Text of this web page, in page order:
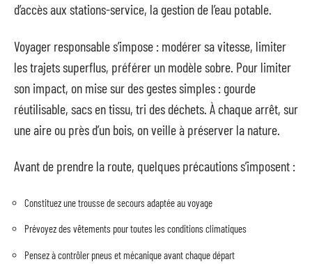
d’accès aux stations-service, la gestion de l’eau potable.
Voyager responsable s’impose : modérer sa vitesse, limiter
les trajets superflus, préférer un modèle sobre. Pour limiter
son impact, on mise sur des gestes simples : gourde
réutilisable, sacs en tissu, tri des déchets. À chaque arrêt, sur
une aire ou près d’un bois, on veille à préserver la nature.
Avant de prendre la route, quelques précautions s’imposent :
Constituez une trousse de secours adaptée au voyage
Prévoyez des vêtements pour toutes les conditions climatiques
Pensez à contrôler pneus et mécanique avant chaque départ